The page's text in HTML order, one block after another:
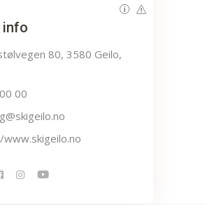
info
80, 3580 Geilo,
00